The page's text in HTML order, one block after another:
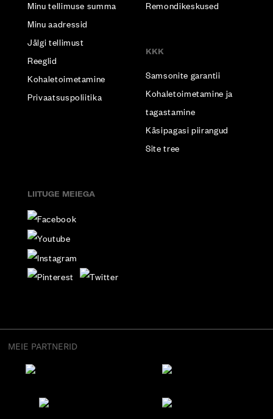
Minu tellimuse summa
Minu aadressid
Jälgi tellimust
Reeglid
Kohaletoimetamine
Privaatsuspoliitika
Remondikeskused
KKK
Samsonite garantii
Kohaletoimetamine ja
tagastamine
Käsipagasi piirangud
Site tree
LIITUGE MEIEGA
MEIE PARTNERID